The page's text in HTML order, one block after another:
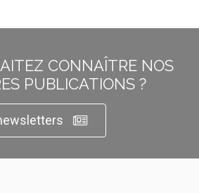
CONNAÎTRE NOS
PUBLICATIONS ?